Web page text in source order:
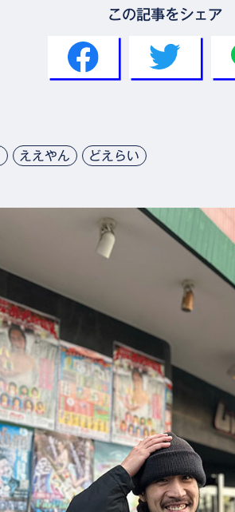
この記事をシェア
ええやん どえらい